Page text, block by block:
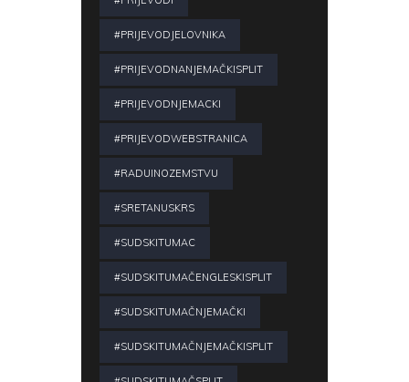
#PRIJEVODJELOVNIKA
#PRIJEVODNANJEMAČKISPLIT
#PRIJEVODNJEMACKI
#PRIJEVODWEBSTRANICA
#RADUINOZEMSTVU
#SRETANUSKRS
#SUDSKITUMAC
#SUDSKITUMAČENGLESKISPLIT
#SUDSKITUMAČNJEMAČKI
#SUDSKITUMAČNJEMAČKISPLIT